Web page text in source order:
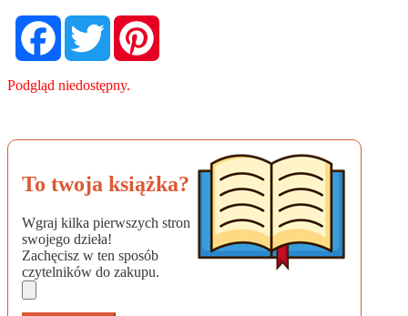
FacebookTwitter
Podgląd niedostępny.
To twoja książka?
Wgraj kilka pierwszych stron
swojego dzieła!
Zachęcisz w ten sposób
czytelników do zakupu.